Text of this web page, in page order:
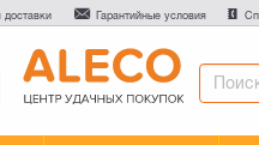
доставки Гарантийные условия